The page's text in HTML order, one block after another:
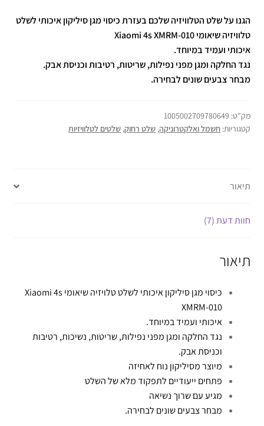
הגנו על שלטהטלוויזיהשלכם בעזרת כיסוי מגן סיליקון איכותי לשלט
טלוויזיה שיאומי Xiaomi 4s XMRM-010
איכותי ועמיד במיוחד.
נגד החלקה ומגן מפני נפילות, שריטות, רטיבות וכניסת אבק.
מבחר צבעים שונים לבחירה.
מק"ט: 1005002709780649
קטגוריות: חשמל ואלקטרוניקה, שלט רחוק, שלטים לטלוויזיות
תיאור
חוות דעת (7)
תיאור
כיסוי מגן סיליקון איכותי לשלט טלויזיה שיאומי Xiaomi 4s
XMRM-010
איכותי ועמיד במיוחד.
נגד החלקה ומגן מפני נפילות, שריטות, נשיכות, רטיבות
וכניסת אבק.
מיוצר מסיליקון נוח לאחיזה
פתחים ייעודיים לתפקוד מלא של השלט
מגיע עם שרוך נשיאה
מבחר צבעים שונים לבחירה.